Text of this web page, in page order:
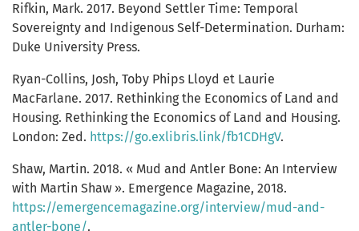
Rifkin, Mark. 2017. Beyond Settler Time: Temporal
Sovereignty and Indigenous Self-Determination. Durham:
Duke University Press.
Ryan-Collins, Josh, Toby Phips Lloyd et Laurie
MacFarlane. 2017. Rethinking the Economics of Land and
Housing. Rethinking the Economics of Land and Housing.
London: Zed. https://go.exlibris.link/fb1CDHgV.
Shaw, Martin. 2018. « Mud and Antler Bone: An Interview
with Martin Shaw ». Emergence Magazine, 2018.
https://emergencemagazine.org/interview/mud-and-
antler-bone/.